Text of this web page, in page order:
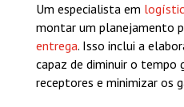
Um especialista em
montar um planejamento
entrega. Isso inclui a
capaz de diminuir o tempo
receptores e minimizar os